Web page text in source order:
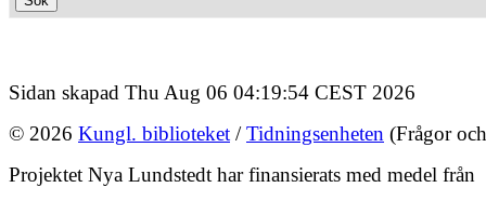
Sidan skapad Thu Aug 06 04:19:54 CEST 2026
© 2026 Kungl. biblioteket /Tidningsenheten (Frågor
Projektet Nya Lundstedt har finansierats med medel från